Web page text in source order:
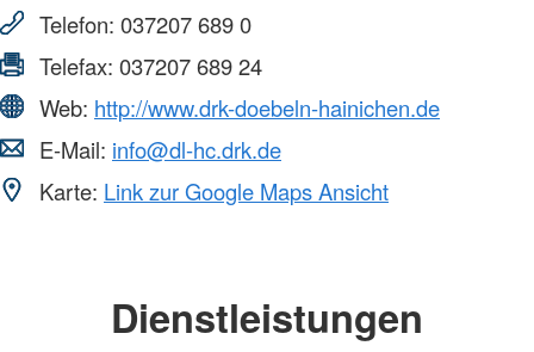
Telefon: 037207 689 0
Telefax: 037207 689 24
Web: http://www.drk-doebeln-hainichen.de
E-Mail: info@dl-hc.drk.de
Karte: Link zur Google Maps Ansicht
Dienstleistungen